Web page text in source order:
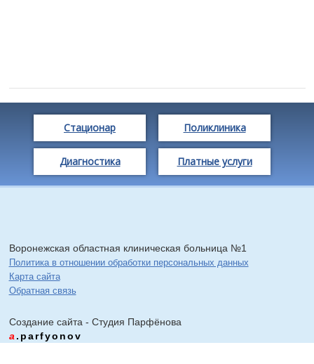
Стационар Поликлиника
Диагностика Платные услуги
Воронежская областная клиническая больница №1
Политика в отношении обработки персональных данных
Карта сайта
Обратная связь
Создание сайта - Cтудия Парфёнова
a .parfyonov